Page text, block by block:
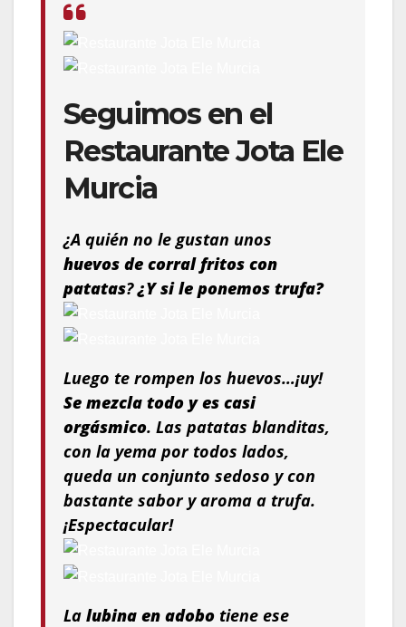
Seguimos en el
Restaurante Jota Ele
Murcia
¿A quién no le gustan unos
huevos de corral fritos con
patatas?¿Y si le ponemos trufa?
Luego te rompen los huevos…¡uy!
Se mezcla todo y es casi
orgásmico. Las patatas blanditas,
con la yema por todos lados,
queda un conjunto sedoso y con
bastante sabor y aroma a trufa.
¡Espectacular!
La lubina en adobo tiene ese